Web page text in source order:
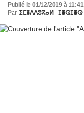
Publié le 01/12/2019 à 11:41
Par ⵉⵎⴻⴷⴷⵓⴽⴰⵍ ⵏ ⵊⴻⵕⵊⴻⵕ